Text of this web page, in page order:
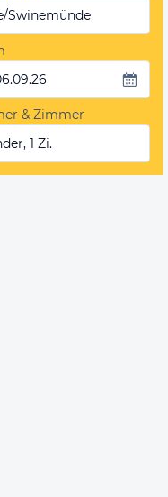
Swinemünde
& Zimmer
1 Zi.